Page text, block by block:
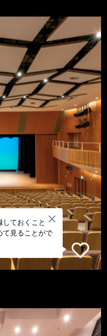
しておくこと
て見ることがで